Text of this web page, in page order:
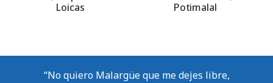
Loicas
Potimalal
“No quiero Malargüe que me dejes libre,